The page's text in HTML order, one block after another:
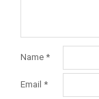
Name *
Email *